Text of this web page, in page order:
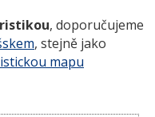
, doporučujeme
, stejně jako
mapu